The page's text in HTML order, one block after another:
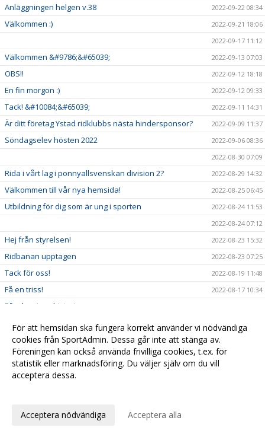
Anläggningen helgen v.38 2022-09-22 08:34
Välkommen :)
2022-09-21 18:06
2022-09-17 11:12
Välkommen &#9786;&#65039; 2022-09-13 07:03
OBS!! 2022-09-12 18:18
En fin morgon :) 2022-09-12 09:33
Tack! &#10084;&#65039; 2022-09-11 14:31
Är ditt företag Ystad ridklubbs nästa hindersponsor? 2022-09-09 11:37
Söndagselev hösten 2022
2022-09-06 08:36
2022-08-30 07:09
Rida i vårt lag i ponnyallsvenskan division 2? 2022-08-29 14:32
Välkommen till vår nya hemsida! 2022-08-25 06:45
Utbildning för dig som är ung i sporten
2022-08-24 11:53
2022-08-24 07:12
Hej från styrelsen! 2022-08-23 15:32
Ridbanan upptagen 2022-08-23 07:25
Tack för oss! 2022-08-19 11:48
Få en triss! 2022-08-17 10:34
Efterlysning - historia
2022-08-04 15:09
Ridskolestart 2022-08-03 07:31
Ystad Saltsjöbads champions tour! 2022-07-23 18:00
inställningar
Webbversion
För att hemsidan ska fungera korrekt använder vi nödvändiga
cookies från SportAdmin. Dessa går inte att stänga av.
Föreningen kan också använda frivilliga cookies, t.ex. för
statistik eller marknadsföring. Du väljer själv om du vill
acceptera dessa.
Acceptera nödvändiga Acceptera alla